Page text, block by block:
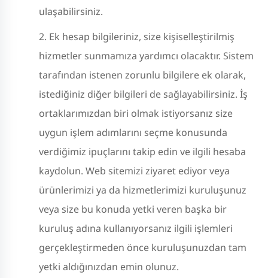
ulaşabilirsiniz.
Ek hesap bilgileriniz, size kişiselleştirilmiş
hizmetler sunmamıza yardımcı olacaktır. Sistem
tarafından istenen zorunlu bilgilere ek olarak,
istediğiniz diğer bilgileri de sağlayabilirsiniz. İş
ortaklarımızdan biri olmak istiyorsanız size
uygun işlem adımlarını seçme konusunda
verdiğimiz ipuçlarını takip edin ve ilgili hesaba
kaydolun. Web sitemizi ziyaret ediyor veya
ürünlerimizi ya da hizmetlerimizi kuruluşunuz
veya size bu konuda yetki veren başka bir
kuruluş adına kullanıyorsanız ilgili işlemleri
gerçekleştirmeden önce kuruluşunuzdan tam
yetki aldığınızdan emin olunuz.